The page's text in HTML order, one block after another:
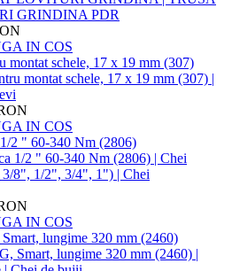
IN COS
montat schele, 17 x 19 mm (307)
IN COS
2 " 60-340 Nm (2806)
IN COS
lungime 320 mm (2460)